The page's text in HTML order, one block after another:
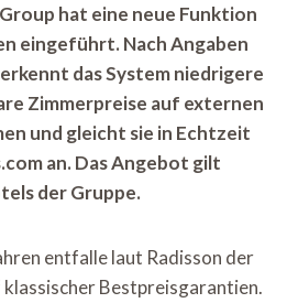
hat eine neue Funktion
eingeführt. Nach Angaben
das System niedrigere
Zimmerpreise auf externen
und gleicht sie in Echtzeit
an. Das Angebot gilt
der Gruppe.
entfalle laut Radisson der
klassischer Bestpreisgarantien.